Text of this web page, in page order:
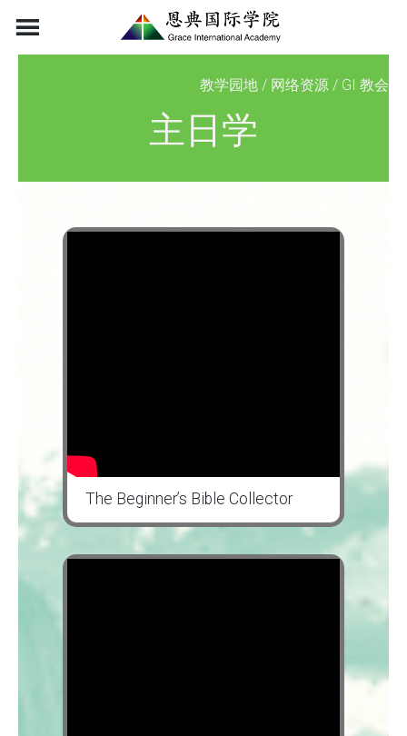
教学园地 / 网络资源 / GI 教会
主日学
The Beginner’s Bible Collector